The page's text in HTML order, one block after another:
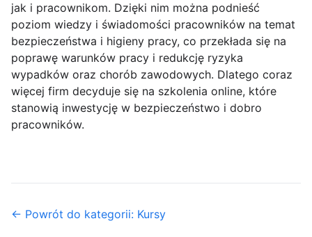
jak i pracownikom. Dzięki nim można podnieść
poziom wiedzy i świadomości pracowników na temat
bezpieczeństwa i higieny pracy, co przekłada się na
poprawę warunków pracy i redukcję ryzyka
wypadków oraz chorób zawodowych. Dlatego coraz
więcej firm decyduje się na szkolenia online, które
stanowią inwestycję w bezpieczeństwo i dobro
pracowników.
← Powrót do kategorii: Kursy